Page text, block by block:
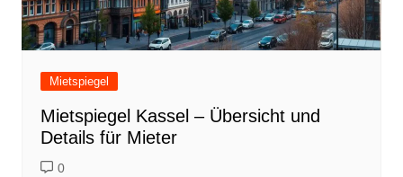
Mietspiegel
Mietspiegel Kassel – Übersicht und
Details für Mieter
0